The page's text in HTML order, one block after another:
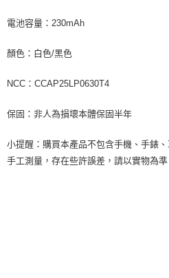
電池容量：230mAh
顏色：白色/黑色
NCC：CCAP25LP0630T4
保固：非人為損壞本體保固半年
小提醒：購買本產品不包含手機、手錶
手工測量，存在些許誤差，請以實物為準